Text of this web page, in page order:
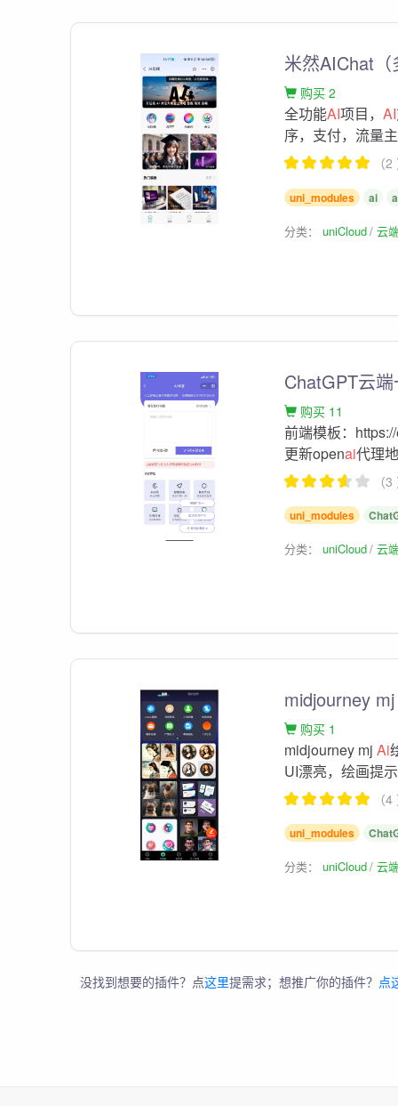
米然AIChat（
购买 2
全功能AI项目，AI
序，支付，流量
（
uni_modules ai
分类：uniCloud 云
ChatGPT云
购买 11
前端模板：
更新openai代理
（
uni_modules
分类：uniCloud 云
midjourney
购买 1
midjourney mjAi
UI漂亮，绘画提
（
uni_modules
分类：uniCloud 云
没找到想要的插件？点这里提需求；想推广你的插件？ 点